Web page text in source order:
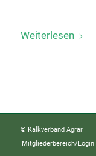
Weiterlesen
© Kalkverband Agrar
Mitgliederbereich/Login